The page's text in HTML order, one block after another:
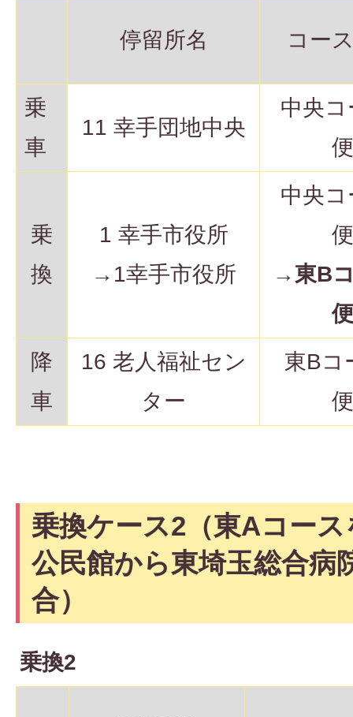
停留所名 コー
乗
車
11 幸手団地中央
中央
乗
換
1 幸手市役所
→1幸手市役所
中央
→東B
降
車
16 老人福祉セン
ター
東Bコ
乗換ケース2（東Aコー
公民館から東埼玉総合病
合）
乗換2